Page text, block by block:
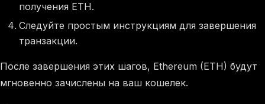
получения ETH.
Следуйте простым инструкциям для завершения
транзакции.
После завершения этих шагов, Ethereum (ETH) будут
мгновенно зачислены на ваш кошелек.